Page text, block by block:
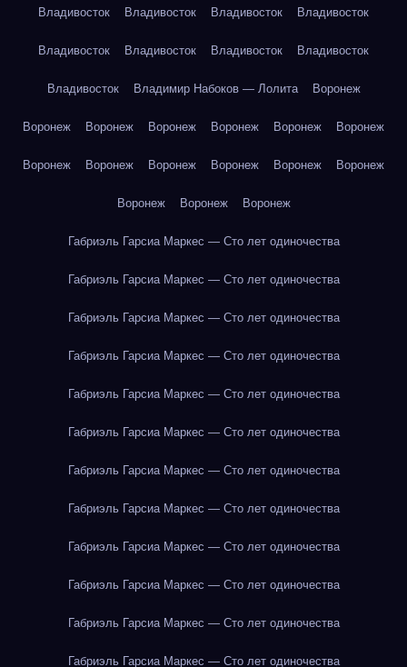
Владивосток Владивосток Владивосток Владивосток
Владивосток Владивосток Владивосток Владивосток
Владивосток Владимир Набоков — Лолита Воронеж
Воронеж Воронеж Воронеж Воронеж Воронеж Воронеж
Воронеж Воронеж Воронеж Воронеж Воронеж Воронеж
Воронеж Воронеж Воронеж
Габриэль Гарсиа Маркес — Сто лет одиночества
Габриэль Гарсиа Маркес — Сто лет одиночества
Габриэль Гарсиа Маркес — Сто лет одиночества
Габриэль Гарсиа Маркес — Сто лет одиночества
Габриэль Гарсиа Маркес — Сто лет одиночества
Габриэль Гарсиа Маркес — Сто лет одиночества
Габриэль Гарсиа Маркес — Сто лет одиночества
Габриэль Гарсиа Маркес — Сто лет одиночества
Габриэль Гарсиа Маркес — Сто лет одиночества
Габриэль Гарсиа Маркес — Сто лет одиночества
Габриэль Гарсиа Маркес — Сто лет одиночества
Габриэль Гарсиа Маркес — Сто лет одиночества